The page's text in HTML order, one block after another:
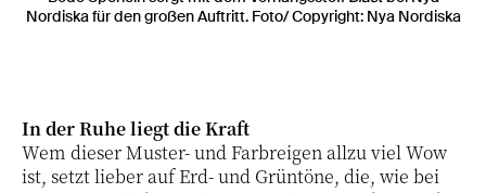
Nordiska für den großen Auftritt. Foto/ Copyright: Nya Nordiska
In der Ruhe liegt die Kraft
Wem dieser Muster- und Farbreigen allzu viel Wow
ist, setzt lieber auf Erd- und Grüntöne, die, wie bei